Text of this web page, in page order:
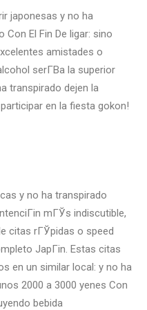
japonesas y no ha
El Fin De ligar: sino
amistades o
serГ­В­a la superior
transpirado dejen la
en la fiesta gokon!
y no ha transpirado
mГЎs indiscutible,
citas rГЎpidas o speed
JapГіn. Estas citas
en un similar local: y no ha
2000 a 3000 yenes Con
bebida